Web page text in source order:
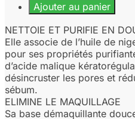
Ajouter au panier
NETTOIE ET PURIFIE EN
Elle associe de l’huile de
pour ses propriétés
d’acide malique
désincruster les pores et
sébum.
ELIMINE LE MAQUILLAGE
Sa base démaquillante